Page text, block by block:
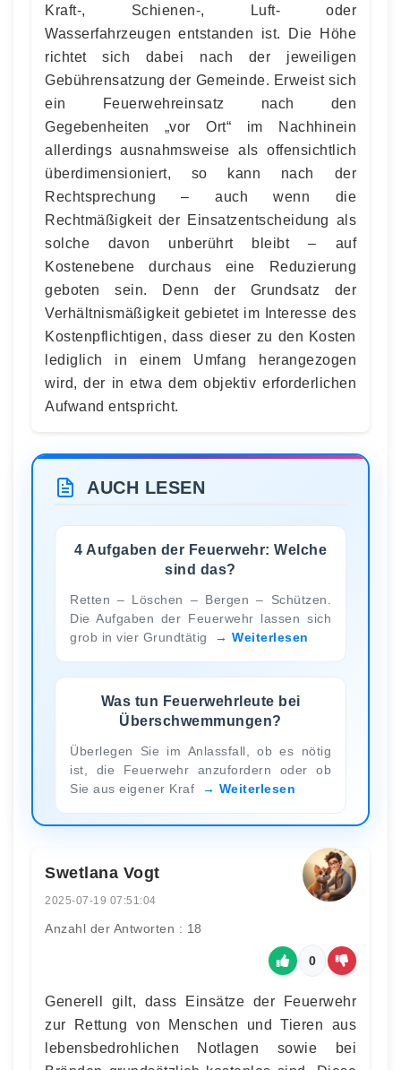
Kraft-, Schienen-, Luft- oder
Wasserfahrzeugen entstanden ist. Die Höhe
richtet sich dabei nach der jeweiligen
Gebührensatzung der Gemeinde. Erweist sich
ein Feuerwehreinsatz nach den
Gegebenheiten „vor Ort“ im Nachhinein
allerdings ausnahmsweise als offensichtlich
überdimensioniert, so kann nach der
Rechtsprechung – auch wenn die
Rechtmäßigkeit der Einsatzentscheidung als
solche davon unberührt bleibt – auf
Kostenebene durchaus eine Reduzierung
geboten sein. Denn der Grundsatz der
Verhältnismäßigkeit gebietet im Interesse des
Kostenpflichtigen, dass dieser zu den Kosten
lediglich in einem Umfang herangezogen
wird, der in etwa dem objektiv erforderlichen
Aufwand entspricht.
AUCH LESEN
4 Aufgaben der Feuerwehr: Welche
sind das?
Retten – Löschen – Bergen – Schützen.
Die Aufgaben der Feuerwehr lassen sich
grob in vier Grundtätig
Weiterlesen
Was tun Feuerwehrleute bei
Überschwemmungen?
Überlegen Sie im Anlassfall, ob es nötig
ist, die Feuerwehr anzufordern oder ob
Sie aus eigener Kraf
Weiterlesen
Swetlana Vogt
2025-07-19 07:51:04
Anzahl der Antworten : 18
0
Generell gilt, dass Einsätze der Feuerwehr
zur Rettung von Menschen und Tieren aus
lebensbedrohlichen Notlagen sowie bei